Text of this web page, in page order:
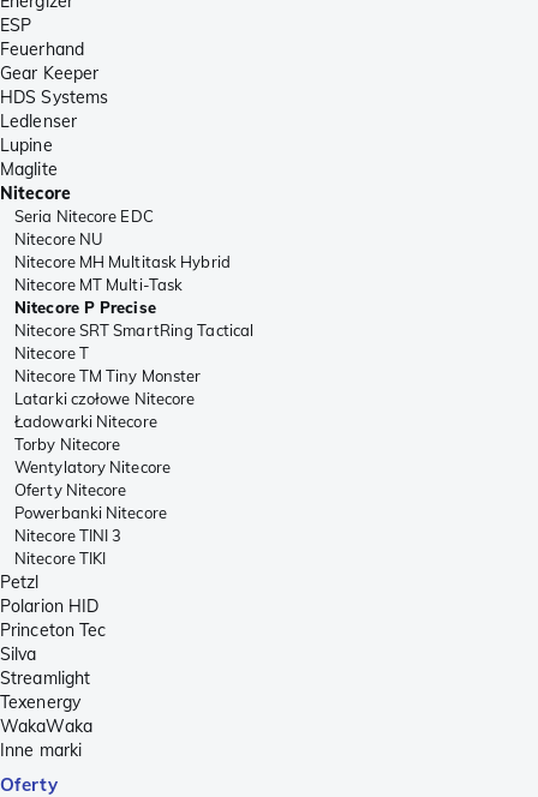
ESP
Feuerhand
Gear Keeper
HDS Systems
Ledlenser
Lupine
Maglite
Nitecore
Seria Nitecore EDC
Nitecore NU
Nitecore MH Multitask Hybrid
Nitecore MT Multi-Task
Nitecore P Precise
Nitecore SRT SmartRing Tactical
Nitecore T
Nitecore TM Tiny Monster
Latarki czołowe Nitecore
Ładowarki Nitecore
Torby Nitecore
Wentylatory Nitecore
Oferty Nitecore
Powerbanki Nitecore
Nitecore TINI 3
Nitecore TIKI
Petzl
Polarion HID
Princeton Tec
Silva
Streamlight
Texenergy
WakaWaka
Inne marki
Oferty